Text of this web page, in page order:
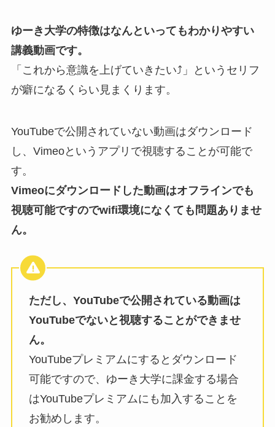
ゆーき大学の特徴はなんといってもわかりやすい
講義動画です。
「これから意識を上げていきたい⤴」というセリフ
が癖になるくらい見まくります。
YouTubeで公開されていない動画はダウンロード
し、Vimeoというアプリで視聴することが可能で
す。
Vimeoにダウンロードした動画はオフラインでも
視聴可能ですのでwifi環境になくても問題ありませ
ん。
ただし、YouTubeで公開されている動画は
YouTubeでないと視聴することができませ
ん。
YouTubeプレミアムにするとダウンロード
可能ですので、ゆーき大学に課金する場合
はYouTubeプレミアムにも加入することを
お勧めします。